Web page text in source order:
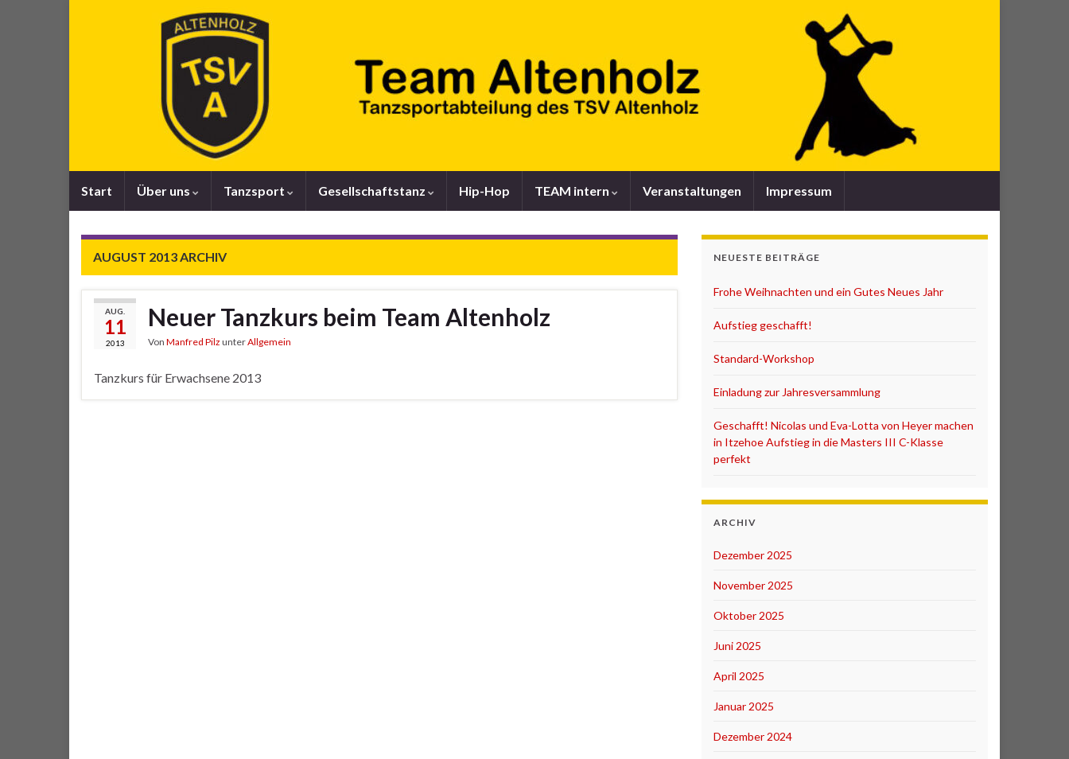
Start Über uns Tanzsport Gesellschaftstanz Hip-Hop TEAM intern Veranstaltungen Impressum
AUGUST 2013ARCHIV
AUG.
11
2013
Neuer Tanzkurs beim Team Altenholz
Von Manfred Pilz unterAllgemein
Tanzkurs für Erwachsene 2013
NEUESTE BEITRÄGE
Frohe Weihnachten und ein Gutes Neues Jahr
Aufstieg geschafft!
Standard-Workshop
Einladung zur Jahresversammlung
Geschafft! Nicolas und Eva-Lotta von Heyer machen
in Itzehoe Aufstieg in die Masters III C-Klasse
perfekt
ARCHIV
Dezember 2025
November 2025
Oktober 2025
Juni 2025
April 2025
Januar 2025
Dezember 2024